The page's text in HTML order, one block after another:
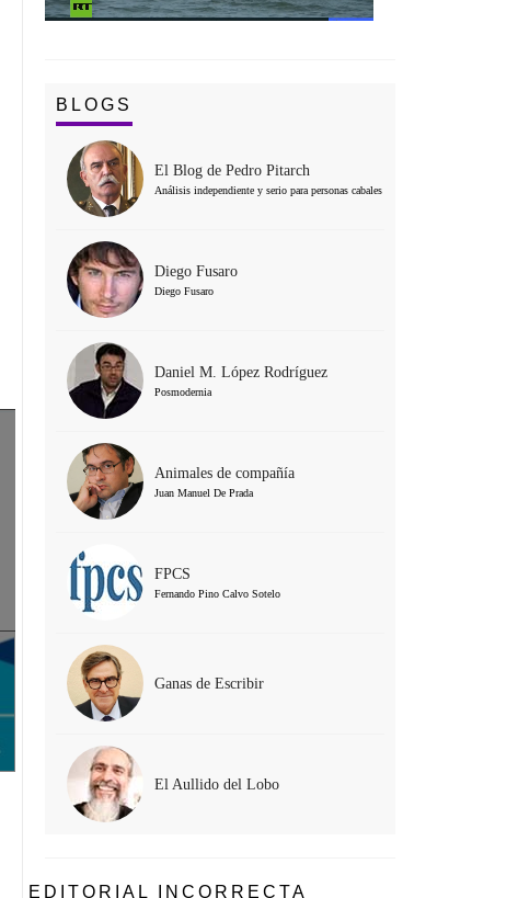
BLOGS
El Blog de Pedro Pitarch
Análisis independiente y serio para personas cabales
Diego Fusaro
Diego Fusaro
Daniel M. López Rodríguez
Posmodernia
Animales de compañía
Juan Manuel De Prada
FPCS
Fernando Pino Calvo Sotelo
Ganas de Escribir
El Aullido del Lobo
EDITORIAL INCORRECTA